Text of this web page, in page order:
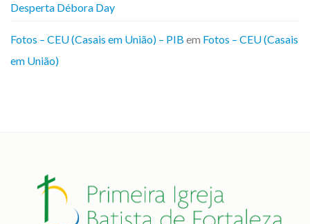
Desperta Débora Day
Fotos – CEU (Casais em União) – PIB em Fotos – CEU (Casais
em União)